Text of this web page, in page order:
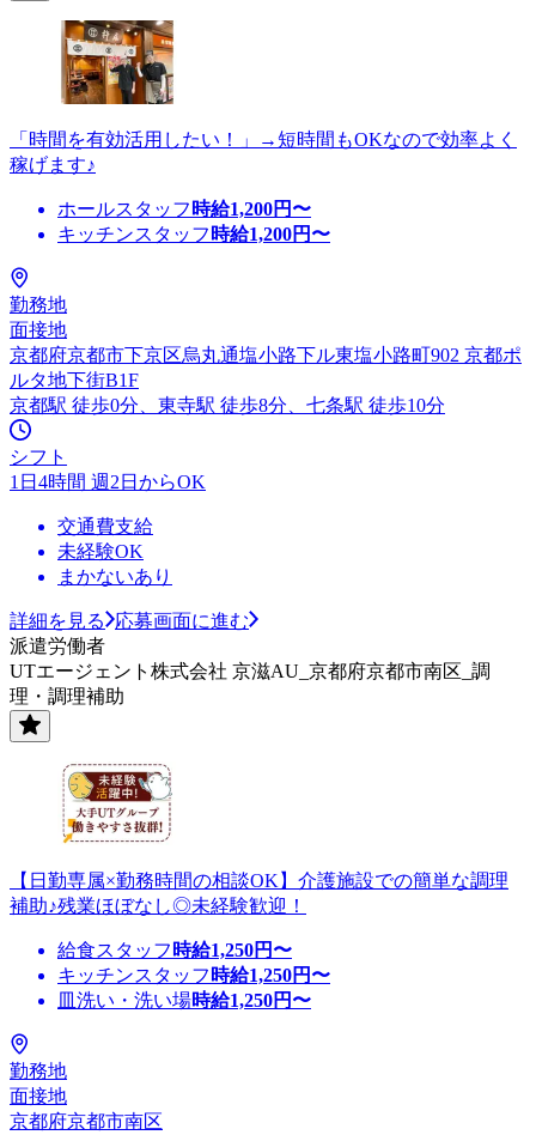
「時間を有効活用したい！」→短時間もOKなので効率よく
稼げます♪
ホールスタッフ 時給1,200円〜
キッチンスタッフ 時給1,200円〜
勤務地
面接地
京都府京都市下京区烏丸通塩小路下ル東塩小路町902 京都ポ
ルタ地下街B1F
京都駅 徒歩0分、東寺駅 徒歩8分、七条駅 徒歩10分
シフト
1日4時間 週2日からOK
交通費支給
未経験OK
まかないあり
詳細を見る
応募画面に進む
派遣労働者
UTエージェント株式会社 京滋AU_京都府京都市南区_調
理・調理補助
【日勤専属×勤務時間の相談OK】介護施設での簡単な調理
補助♪残業ほぼなし◎未経験歓迎！
給食スタッフ 時給1,250円〜
キッチンスタッフ 時給1,250円〜
皿洗い・洗い場時給1,250円〜
勤務地
面接地
京都府京都市南区